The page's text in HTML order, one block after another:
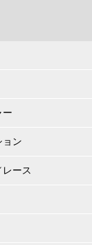
ー
ョン
レース